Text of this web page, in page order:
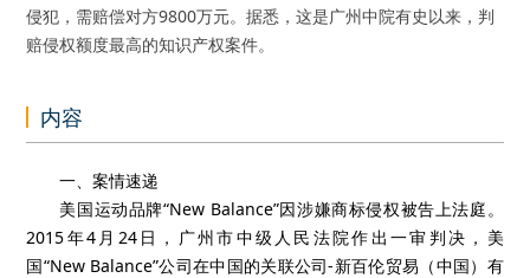
侵犯，需赔偿对方9800万元。据悉，这是广州中院有史以来，判
赔侵权额度最高的知识产权案件。
内容
一、案情速递
美国运动品牌“New Balance”因涉嫌商标侵权被告上法庭。
2015年4月24日，广州市中级人民法院作出一审判决，美
国“New Balance”公司在中国的关联公司-新百伦贸易（中国）有